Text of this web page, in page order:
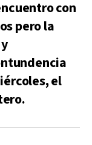
con
pero la
el